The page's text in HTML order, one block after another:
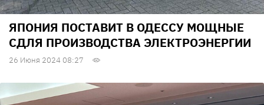
ЯПОНИЯ ПОСТАВИТ В ОДЕССУ МОЩНЫЕ
СДЛЯ ПРОИЗВОДСТВА ЭЛЕКТРОЭНЕРГИИ
26 Июня 2024 08:27